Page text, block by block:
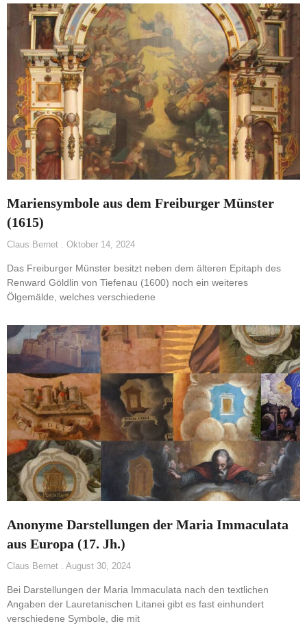
Mariensymbole aus dem Freiburger Münster
(1615)
Claus Bernet Oktober 14, 2024
Das Freiburger Münster besitzt neben dem älteren Epitaph des
Renward Göldlin von Tiefenau (1600) noch ein weiteres
Ölgemälde, welches verschiedene
Anonyme Darstellungen der Maria Immaculata
aus Europa (17. Jh.)
Claus Bernet August 30, 2024
Bei Darstellungen der Maria Immaculata nach den textlichen
Angaben der Lauretanischen Litanei gibt es fast einhundert
verschiedene Symbole, die mit